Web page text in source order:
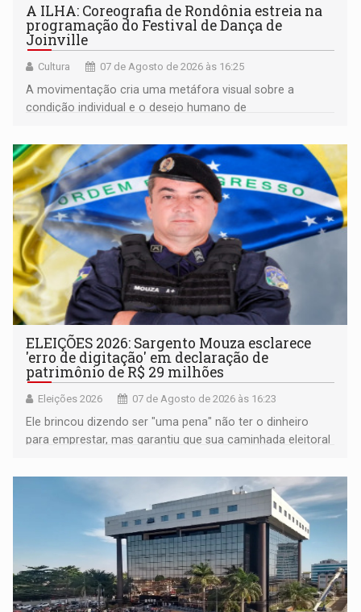
A ILHA: Coreografia de Rondônia estreia na
programação do Festival de Dança de
Joinville
Cultura 07 de Agosto de 2026 às 16:25
A movimentação cria uma metáfora visual sobre a
condição individual e o desejo humano de
ELEIÇÕES 2026: Sargento Mouza esclarece
'erro de digitação' em declaração de
patrimônio de R$ 29 milhões
Eleições 2026 07 de Agosto de 2026 às 16:23
Ele brincou dizendo ser "uma pena" não ter o dinheiro
para emprestar, mas garantiu que sua caminhada eleitoral